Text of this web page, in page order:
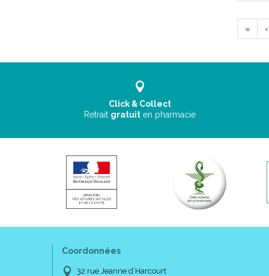
« ‹
Click & Collect
Retrait gratuit en pharmacie
Coordonnées
32 rue Jeanne d’Harcourt